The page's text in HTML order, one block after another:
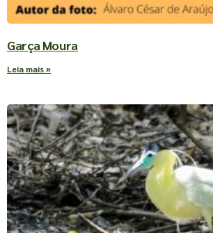
Garça Moura
Leia mais »